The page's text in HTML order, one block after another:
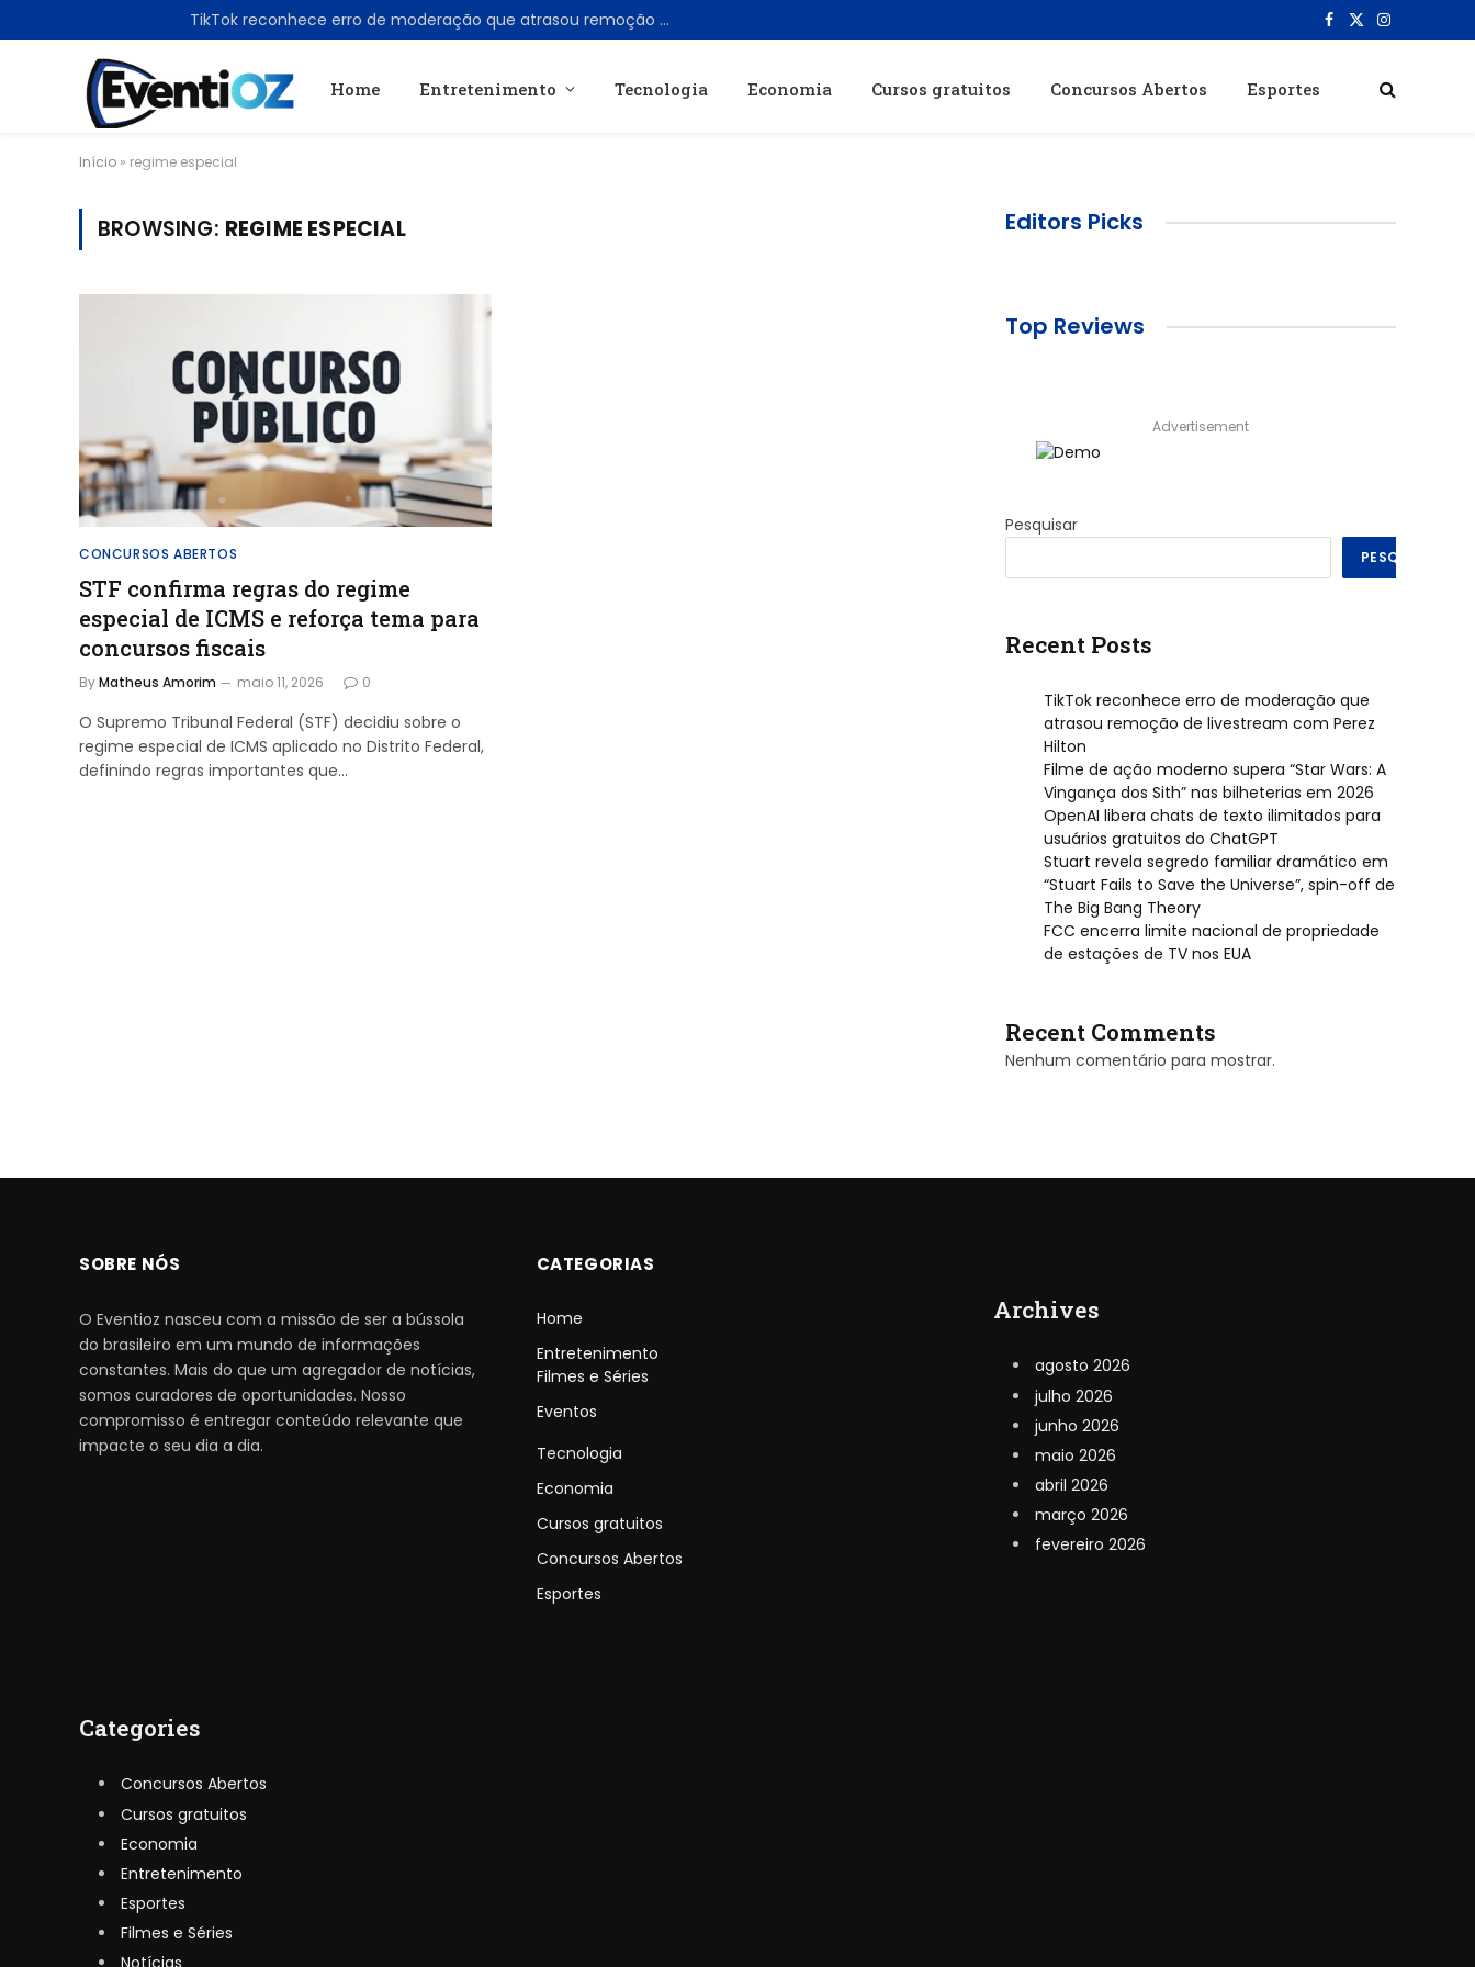
TikTok reconhece erro de moderação que atrasou remoção de livestream com Perez Hilton Facebook
X
Instagram
Home Entretenimento Tecnologia Economia Cursos gratuitos Concursos Abertos Esportes
Início » regime especial
BROWSING: REGIME ESPECIAL
CONCURSOS ABERTOS
STF confirma regras do regime
especial de ICMS e reforça tema para
concursos fiscais
ByMatheus Amorim maio 11, 2026 0
O Supremo Tribunal Federal (STF) decidiu sobre o
regime especial de ICMS aplicado no Distrito Federal,
definindo regras importantes que…
Editors Picks
Top Reviews
Advertisement
Pesquisar
PESQUISAR
Recent Posts
TikTok reconhece erro de moderação que
atrasou remoção de livestream com Perez
Hilton
Filme de ação moderno supera “Star Wars: A
Vingança dos Sith” nas bilheterias em 2026
OpenAI libera chats de texto ilimitados para
usuários gratuitos do ChatGPT
Stuart revela segredo familiar dramático em
“Stuart Fails to Save the Universe”, spin-off de
The Big Bang Theory
FCC encerra limite nacional de propriedade
de estações de TV nos EUA
Recent Comments
Nenhum comentário para mostrar.
SOBRE NÓS
O Eventioz nasceu com a missão de ser a bússola
do brasileiro em um mundo de informações
constantes. Mais do que um agregador de notícias,
somos curadores de oportunidades. Nosso
compromisso é entregar conteúdo relevante que
impacte o seu dia a dia.
CATEGORIAS
Home
Entretenimento
Filmes e Séries
Eventos
Tecnologia
Economia
Cursos gratuitos
Concursos Abertos
Esportes
Archives
agosto 2026
julho 2026
junho 2026
maio 2026
abril 2026
março 2026
fevereiro 2026
Categories
Concursos Abertos
Cursos gratuitos
Economia
Entretenimento
Esportes
Filmes e Séries